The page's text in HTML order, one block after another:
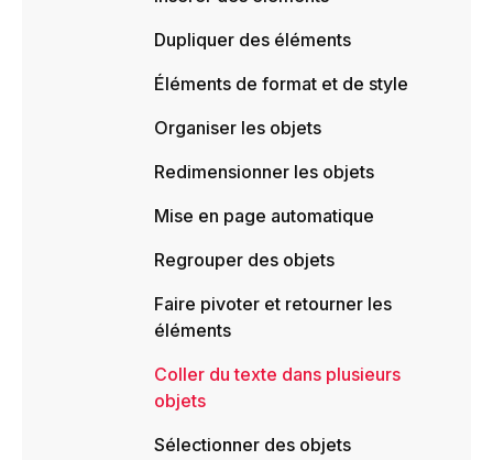
Dupliquer des éléments
Éléments de format et de style
Organiser les objets
Redimensionner les objets
Mise en page automatique
Regrouper des objets
Faire pivoter et retourner les
éléments
Coller du texte dans plusieurs
objets
Sélectionner des objets